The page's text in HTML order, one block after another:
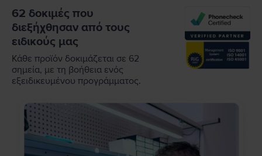
62 δοκιμές που
διεξήχθησαν από τους
ειδικούς μας
Κάθε προϊόν δοκιμάζεται σε 62
σημεία, με τη βοήθεια ενός
εξειδικευμένου προγράμματος.